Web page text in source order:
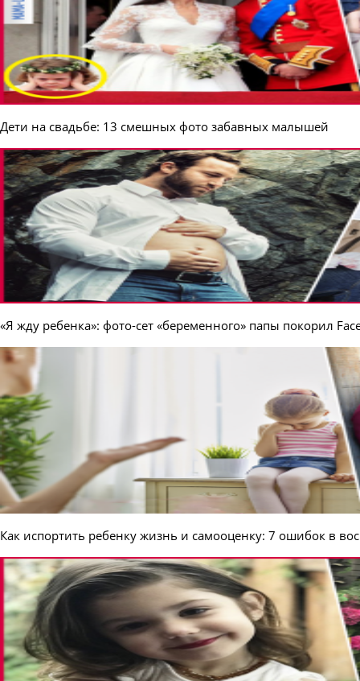
Дети на свадьбе: 13 смешных фото забавных малышей
«Я жду ребенка»: фото-сет «беременного» папы покорил
Как испортить ребенку жизнь и самооценку: 7 ошибок в